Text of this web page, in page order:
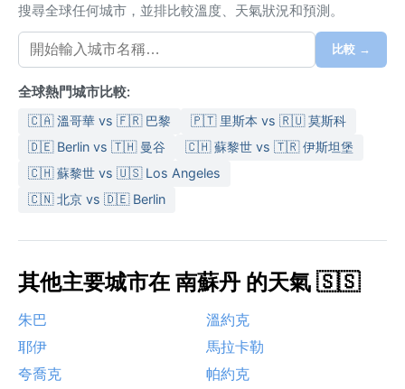
搜尋全球任何城市，並排比較溫度、天氣狀況和預測。
比較 →
全球熱門城市比較:
🇨🇦 溫哥華 vs 🇫🇷 巴黎
🇵🇹 里斯本 vs 🇷🇺 莫斯科
🇩🇪 Berlin vs 🇹🇭 曼谷
🇨🇭 蘇黎世 vs 🇹🇷 伊斯坦堡
🇨🇭 蘇黎世 vs 🇺🇸 Los Angeles
🇨🇳 北京 vs 🇩🇪 Berlin
其他主要城市在 南蘇丹 的天氣 🇸🇸
朱巴
溫約克
耶伊
馬拉卡勒
夸喬克
帕約克